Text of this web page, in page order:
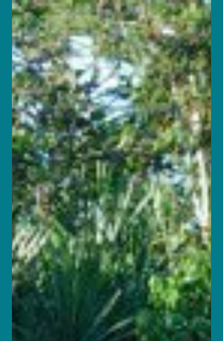
evocadora y a veces caprichosa. A lo largo de la vida
genera recuerdos de nuestras propias experiencias,
de historias vividas y aprendidas, para bien y para
mal. Recuerdos que se desvanecerán lentamente
solapados por nuevas vivencias, otros que perdu